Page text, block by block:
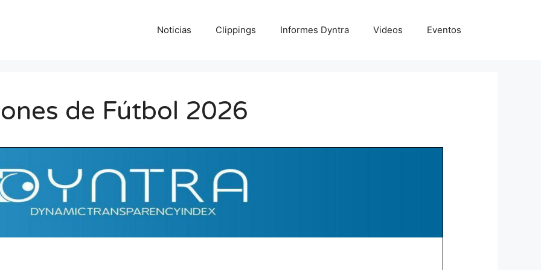
Noticias Clippings Informes Dyntra Videos Eventos
de Fútbol 2026